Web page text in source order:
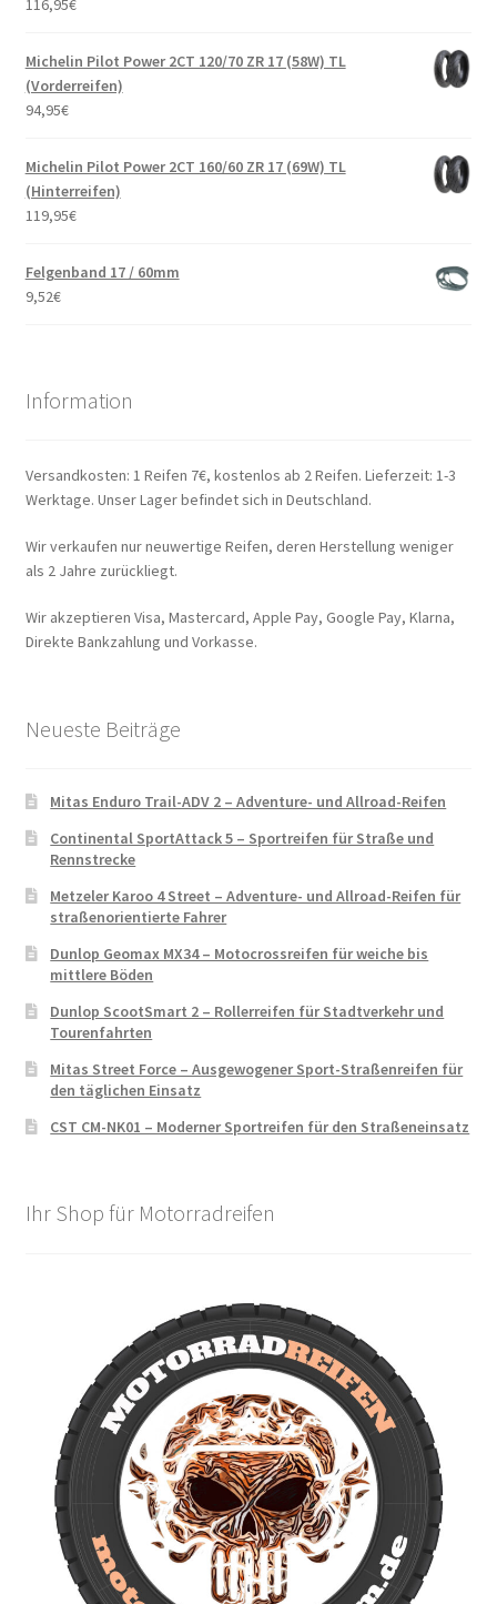
116,95€
Michelin Pilot Power 2CT 120/70 ZR 17 (58W) TL
(Vorderreifen)
94,95€
Michelin Pilot Power 2CT 160/60 ZR 17 (69W) TL
(Hinterreifen)
119,95€
Felgenband 17 / 60mm
9,52€
Information
Versandkosten: 1 Reifen 7€, kostenlos ab 2 Reifen. Lieferzeit: 1-3
Werktage. Unser Lager befindet sich in Deutschland.
Wir verkaufen nur neuwertige Reifen, deren Herstellung weniger
als 2 Jahre zurückliegt.
Wir akzeptieren Visa, Mastercard, Apple Pay, Google Pay, Klarna,
Direkte Bankzahlung und Vorkasse.
Neueste Beiträge
Mitas Enduro Trail-ADV 2 – Adventure- und Allroad-Reifen
Continental SportAttack 5 – Sportreifen für Straße und
Rennstrecke
Metzeler Karoo 4 Street – Adventure- und Allroad-Reifen für
straßenorientierte Fahrer
Dunlop Geomax MX34 – Motocrossreifen für weiche bis
mittlere Böden
Dunlop ScootSmart 2 – Rollerreifen für Stadtverkehr und
Tourenfahrten
Mitas Street Force – Ausgewogener Sport-Straßenreifen für
den täglichen Einsatz
CST CM-NK01 – Moderner Sportreifen für den Straßeneinsatz
Ihr Shop für Motorradreifen